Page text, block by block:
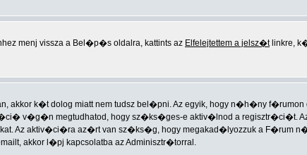
menj vissza a Bel�p�s oldalra, kattints az Elfelejtettem a jelsz�tlinkre,
akkor k�t dolog miatt nem tudsz bel�pni. Az egyik, hogy n�h�ny
v�g�n megtudhatod, hogy sz�ks�ges-e aktiv�lnod a regisztr�ci�t.
Az aktiv�ci�ra az�rt van sz�ks�g, hogy megakad�lyozzuk a F�rum
akkor l�pj kapcsolatba az Adminisztr�torral.